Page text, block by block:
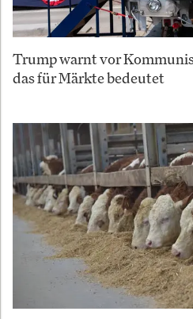
Trump warnt vor
das für Märkte bedeutet